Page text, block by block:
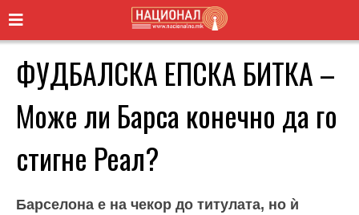
ФУДБАЛСКА ЕПСКА БИТКА –
Може ли Барса конечно да го
стигне Реал?
Барселона е на чекор до титулата, но ѝ